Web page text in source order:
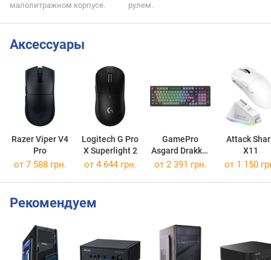
малолитражном корпусе.
рулем.
Аксессуары
Razer Viper V4
Pro
Logitech G Pro
X Superlight 2
GamePro
Asgard Drakkar
Keychron
Attack
X11
от 7 588 грн. от 4 644 грн. от 2 391 грн. от 1 150
Рекомендуем